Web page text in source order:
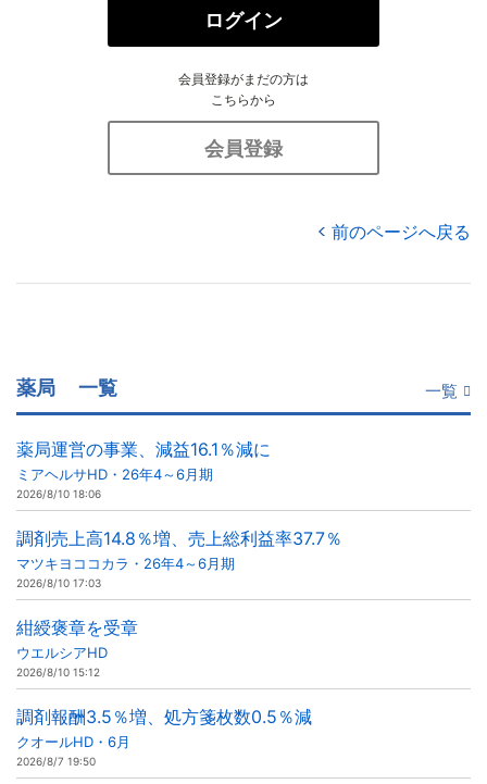
ログイン
会員登録がまだの方は
こちらから
会員登録
前のページへ戻る
薬局 一覧 一覧
薬局運営の事業、減益16.1％減に
ミアヘルサHD・26年4～6月期
2026/8/10 18:06
調剤売上高14.8％増、売上総利益率37.7％
マツキヨココカラ・26年4～6月期
2026/8/10 17:03
紺綬褒章を受章
ウエルシアHD
2026/8/10 15:12
調剤報酬3.5％増、処方箋枚数0.5％減
クオールHD・6月
2026/8/7 19:50